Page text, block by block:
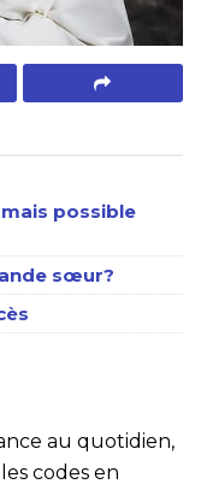
possible
sœur?
au quotidien,
codes en